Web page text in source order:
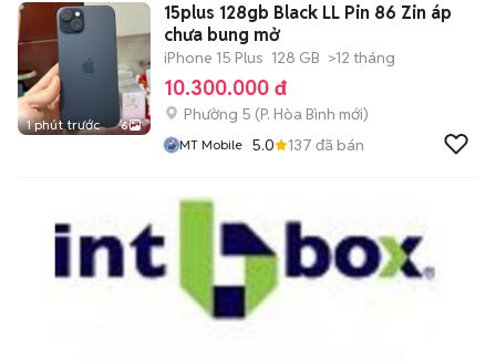
1 phút trước 6
15plus 128gb Black LL Pin 86 Zin áp
chưa bung mở
iPhone 15 Plus 128 GB >12 tháng
10.300.000 đ
Phường 5 (P. Hòa Bình mới)
MT Mobile 5.0 137 đã bán